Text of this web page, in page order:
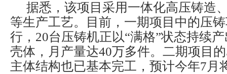
据悉，该项目采用一体化高压铸造
等生产工艺。目前，一期项目中的压
行，20台压铸机正以“满格”状态持续
壳体，月产量达40万多件。二期项目
主体结构也已基本完工，预计今年7月